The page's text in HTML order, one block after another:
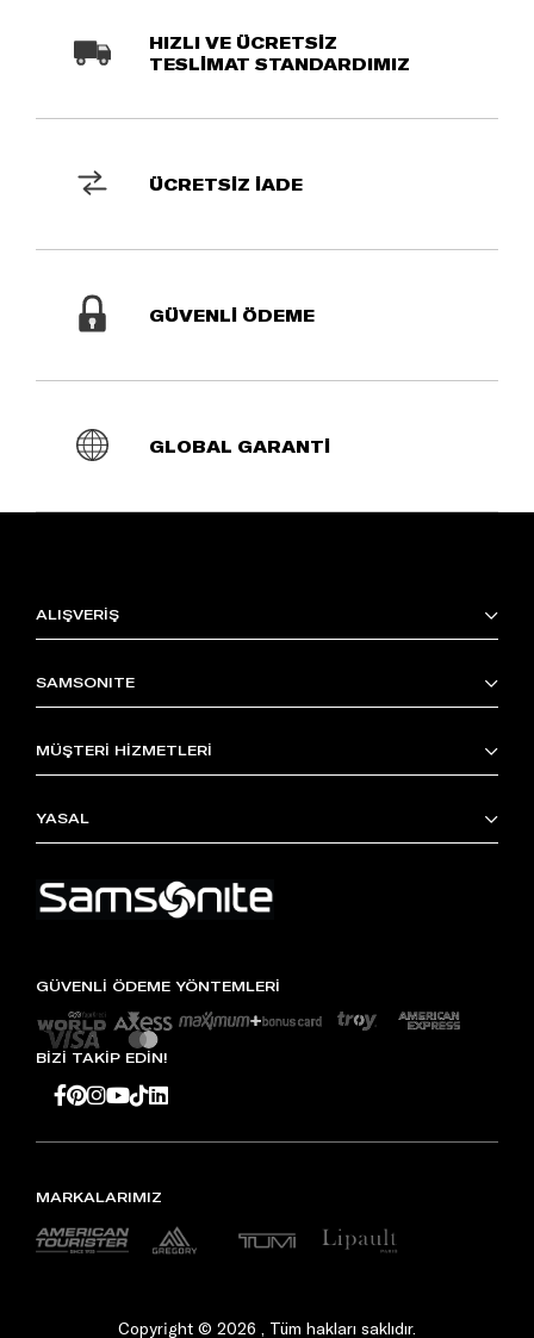
HIZLI VE ÜCRETSİZ
TESLİMAT STANDARDIMIZ
ÜCRETSİZ İADE
GÜVENLİ ÖDEME
GLOBAL GARANTİ
ALIŞVERİŞ
SAMSONITE
MÜŞTERİ HİZMETLERİ
YASAL
GÜVENLİ ÖDEME YÖNTEMLERİ
BİZİ TAKİP EDİN!
MARKALARIMIZ
Copyright © 2026 , Tüm hakları saklıdır.